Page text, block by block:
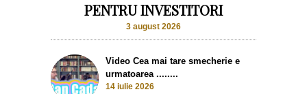
PENTRU INVESTITORI
3 august 2026
Video Cea mai tare smecherie e
urmatoarea ........
14 iulie 2026